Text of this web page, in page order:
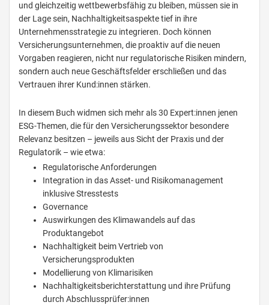
und gleichzeitig wettbewerbsfähig zu bleiben, müssen sie in
der Lage sein, Nachhaltigkeitsaspekte tief in ihre
Unternehmensstrategie zu integrieren. Doch können
Versicherungsunternehmen, die proaktiv auf die neuen
Vorgaben reagieren, nicht nur regulatorische Risiken mindern,
sondern auch neue Geschäftsfelder erschließen und das
Vertrauen ihrer Kund:innen stärken.
In diesem Buch widmen sich mehr als 30 Expert:innen jenen
ESG-Themen, die für den Versicherungssektor besondere
Relevanz besitzen – jeweils aus Sicht der Praxis und der
Regulatorik – wie etwa:
Regulatorische Anforderungen
Integration in das Asset- und Risikomanagement
inklusive Stresstests
Governance
Auswirkungen des Klimawandels auf das
Produktangebot
Nachhaltigkeit beim Vertrieb von
Versicherungsprodukten
Modellierung von Klimarisiken
Nachhaltigkeitsberichterstattung und ihre Prüfung
durch Abschlussprüfer:innen